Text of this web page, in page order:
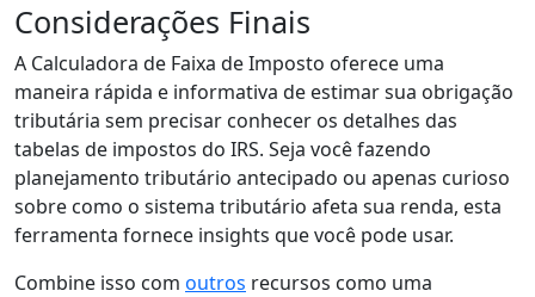
Considerações Finais
A Calculadora de Faixa de Imposto oferece uma
maneira rápida e informativa de estimar sua obrigação
tributária sem precisar conhecer os detalhes das
tabelas de impostos do IRS. Seja você fazendo
planejamento tributário antecipado ou apenas curioso
sobre como o sistema tributário afeta sua renda, esta
ferramenta fornece insights que você pode usar.
Combine isso com outros recursos como uma